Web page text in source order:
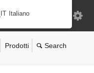
Prodotti
Italiano